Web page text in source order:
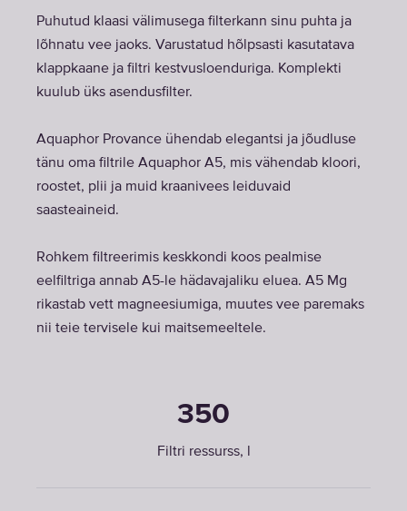
Puhutud klaasi välimusega filterkann sinu puhta ja
lõhnatu vee jaoks. Varustatud hõlpsasti kasutatava
klappkaane ja filtri kestvusloenduriga. Komplekti
kuulub üks asendusfilter.
Aquaphor Provance ühendab elegantsi ja jõudluse
tänu oma filtrile Aquaphor A5, mis vähendab kloori,
roostet, plii ja muid kraanivees leiduvaid
saasteaineid.
Rohkem filtreerimis keskkondi koos pealmise
eelfiltriga annab A5-le hädavajaliku eluea. A5 Mg
rikastab vett magneesiumiga, muutes vee paremaks
nii teie tervisele kui maitsemeeltele.
350
Filtri ressurss, l